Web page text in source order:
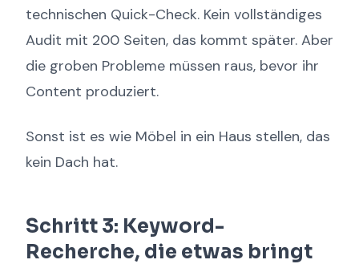
technischen Quick-Check. Kein vollständiges
Audit mit 200 Seiten, das kommt später. Aber
die groben Probleme müssen raus, bevor ihr
Content produziert.
Sonst ist es wie Möbel in ein Haus stellen, das
kein Dach hat.
Schritt 3: Keyword-
Recherche, die etwas bringt